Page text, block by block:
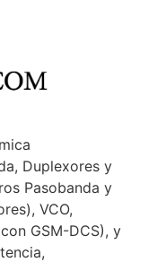
Duplexores y
Pasobanda y
VCO,
GSM-DCS), y